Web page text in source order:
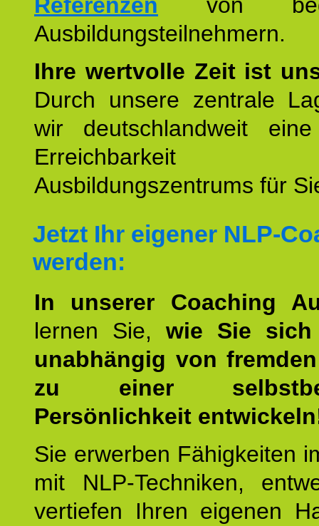
Ausbildungsteilnehmern.
Ihre wertvolle Zeit ist
Durch unsere zentrale
wir deutschlandweit
Erreichbarkeit
Ausbildungszentrums für
Jetzt Ihr eigener NLP-
werden:
In unserer Coaching
lernen Sie, wie Sie
unabhängig von
zu einer
Persönlichkeit
Sie erwerben Fähigkeiten
mit NLP-Techniken,
vertiefen Ihren eigenen